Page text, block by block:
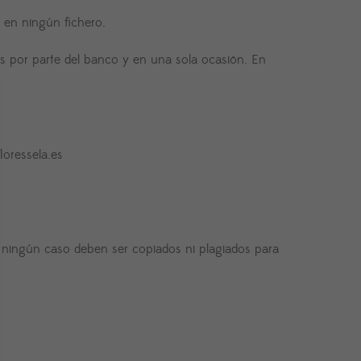
en ningún fichero.
por parte del banco y en una sola ocasión. En
caso deben ser copiados ni plagiados para